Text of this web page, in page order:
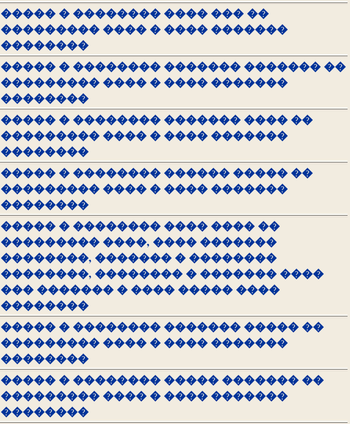
����� � �������� ���� ��� ��
��������� ���� � ���� �������
��������
����� � �������� ������� ������� ��
��������� ���� � ���� �������
��������
����� � �������� ������� ���� ��
��������� ���� � ���� �������
��������
����� � �������� ������ ����� ��
��������� ���� � ���� �������
��������
����� � �������� ���� ���� ��
��������� ����, ���� �������
��������, ������� � ��������
��������, �������� � ������� ����
��� ������� � ���� ����� ����
��������
����� � �������� ������� ����� ��
��������� ���� � ���� �������
��������
����� � �������� ����� ������� ��
��������� ���� � ���� �������
��������